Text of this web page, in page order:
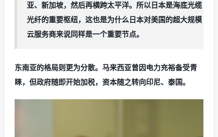
亚、新加坡，然后再横跨太平洋。所以日本是海底光缆
光纤的重要枢纽，这也是为什么日本对美国的超大规模
云服务商来说同样是一个重要节点。
东南亚的格局则更为分散。马来西亚曾因电力充裕备受青
睐，但政府随即开始加税，资本随之转向印尼、泰国。